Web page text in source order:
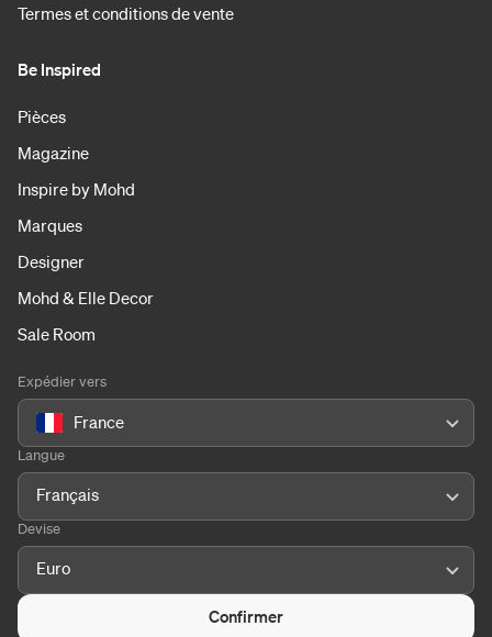
Termes et conditions de vente
Be Inspired
Pièces
Magazine
Inspire by Mohd
Marques
Designer
Mohd & Elle Decor
Sale Room
Expédier vers
France
Langue
Français
Devise
Euro
Confirmer